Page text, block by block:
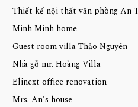
Thiết kế nội thất văn phòng An
Minh Minh home
Guest room villa Thảo Nguyên
Nhà gỗ mr. Hoàng Villa
Elinext office renovation
Mrs. An's house